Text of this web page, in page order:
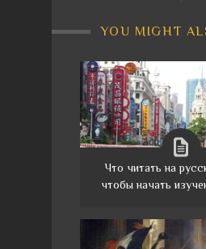
YOU MIGHT
Что читать на
чтобы начать